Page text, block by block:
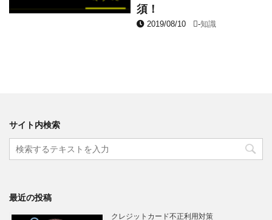
須！
2019/08/10 -知識
サイト内検索
最近の投稿
クレジットカード不正利用対策